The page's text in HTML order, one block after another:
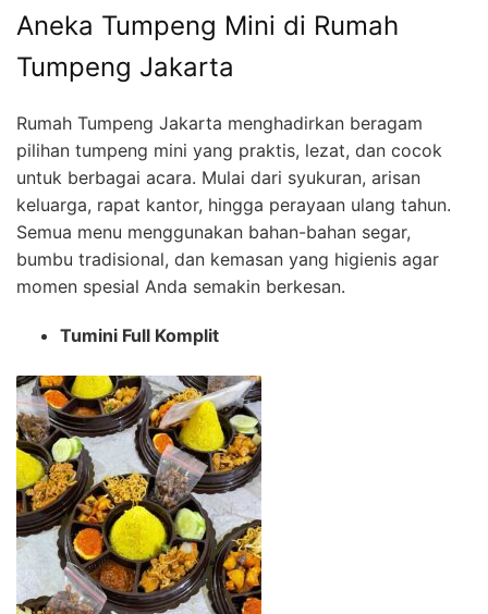
Aneka Tumpeng Mini di Rumah
Tumpeng Jakarta
Rumah Tumpeng Jakarta menghadirkan beragam
pilihan tumpeng mini yang praktis, lezat, dan cocok
untuk berbagai acara. Mulai dari syukuran, arisan
keluarga, rapat kantor, hingga perayaan ulang tahun.
Semua menu menggunakan bahan-bahan segar,
bumbu tradisional, dan kemasan yang higienis agar
momen spesial Anda semakin berkesan.
Tumini Full Komplit